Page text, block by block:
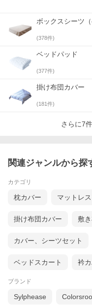
■ベッドパッド
セミシングル
ボックスシーツ（
(378件)
ベッドパッド
(377件)
掛け布団カバー
(181件)
さらに7
関連ジャンルから探
カテゴリ
枕カバー マットレ
掛け布団カバー 敷
カバー、シーツセット
ベッドスカート 衿
ブランド
Sylphease